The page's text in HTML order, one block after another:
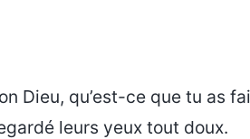
Dieu, qu’est-ce que tu as
leurs yeux tout doux.